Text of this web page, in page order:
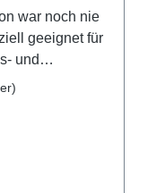
war noch nie
und